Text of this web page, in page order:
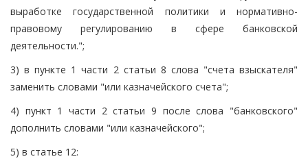
выработке государственной политики и нормативно-
правовому регулированию в сфере банковской
деятельности.";
3) в пункте 1 части 2 статьи 8 слова "счета взыскателя"
заменить словами "или казначейского счета";
4) пункт 1 части 2 статьи 9 после слова "банковского"
дополнить словами "или казначейского";
5) в статье 12: